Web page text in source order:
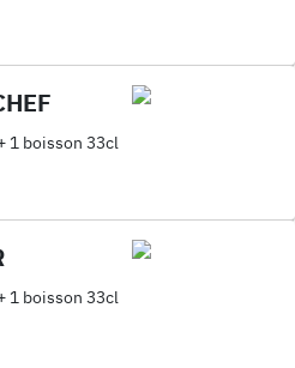
1 boisson 33cl
1 boisson 33cl